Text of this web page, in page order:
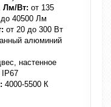
Лм/Вт: от 135
40500 Лм
от 20 до 300 Вт
алюминий
настенное
IP67
4000-5500 К